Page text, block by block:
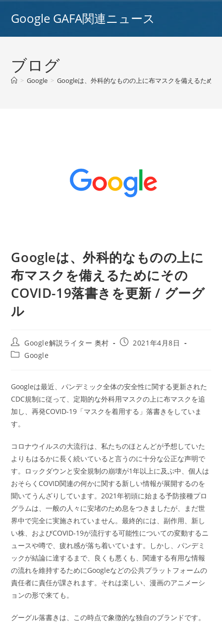
Google GAFA関連ニュース
ブログ
> Google > Googleは、外科的なものの上に布マスクを備えるため
Googleは、外科的なものの上に
布マスクを備えるためにその
COVID-19落書きを更新 / グーグ
ル
投
稿
者:
Google解説ライター 奥村
投
2021年4月8日
投
テ
ゴ
リ
ー:
Google
Googleは最近、パンデミック全体の安全性に関する更新された
CDC規制に従って、定期的な外科用マスクの上に布マスクを追
加し、再発COVID-19「マスクを着用する」落書きをしていま
す。
コロナウイルスの大流行は、私たちのほとんどが予想していた
よりもはるかに長く続いていると言うのに十分な公正な声明で
す。ロックダウンと安全規制の崩壊が1年以上に及ぶ中、個人は
おそらくCOVID関連の何かに関する新しい情報が展開するのを
聞いてうんざりしています。2021年初頭に始まる予防接種プロ
グラムは、一般の人々に安堵のため息をつきましたが、まだ世
界中で完全に実施されていません。最終的には、副作用、新し
い株、およびCOVID-19が流行する可能性についての変動するニ
ュースや噂で、疲れ感が落ち着いています。しかし、パンデミ
ックが結論に達するまで、良くも悪くも、関連する有用な情報
の流れを維持するためにGoogleなどの公共プラットフォームの
責任者に責任が課されます。それは楽しい、漫画のアニメーシ
ョンの形で来ても。
グーグル落書きは、この時点で象徴的な独自のブランドです。